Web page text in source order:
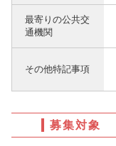
最寄りの公共交
通機関
その他特記事項
募集対象